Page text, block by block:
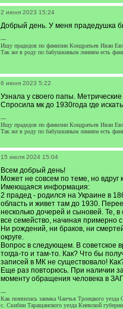
2 июня 2023 15:24
Добрый день. У меня прадедушка
---
Ищу прадедов по фамилии Кондратьев Иван
Так же в роду по бабушкиным линиям есть
6 июня 2023 5:22
Узнала у своего папы.
Спросила мк до 1930года где
---
Ищу прадедов по фамилии Кондратьев Иван
Так же в роду по бабушкиным линиям есть
15 июля 2024 15:04
Всем добрый день!
Может не совсем по теме, но вдруг
Имеющаяся информация:
2 прадед - родился на Украине в
область и живет там до 1930.
несколько дочерей и сыновей. Те,
все семейство, начиная примерно
Ни рождений, ни браков, ни
округе.
Вопрос в следующем. В советское
тогда-то и там-то. Как? Что бы
записей в МК не существовало!
Еще раз повторюсь. При наличии
моменту обращения человека в
---
Как появилась заимка Чаичья Троицкого
с. Скибин Таращанского уезда Киевской